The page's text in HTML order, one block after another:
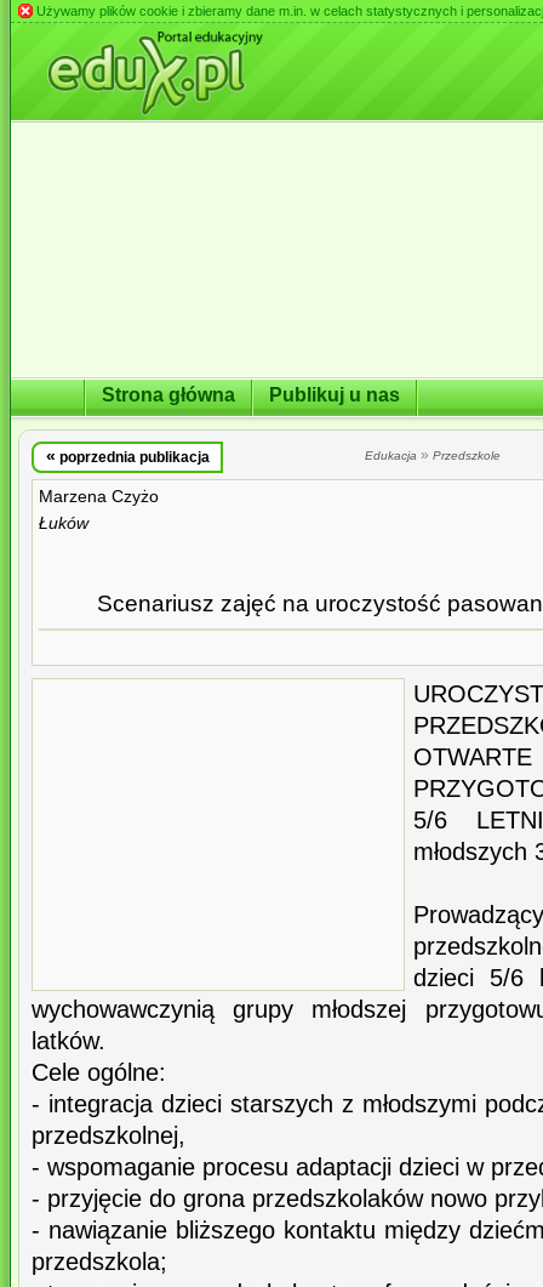
Używamy plików cookie i zbieramy dane m.in. w celach statystycznych i
Strona główna Publikuj u nas
« poprzednia publikacja Edukacja » Przedszkole
Marzena Czyżo
Łuków
Scenariusz zajęć na uroczystość
5/6
młodszych
dzieci 5/6
wychowawczynią grupy młodszej
latków.
Cele ogólne:
- integracja dzieci starszych z młodszymi
przedszkolnej,
- wspomaganie procesu adaptacji dzieci w
- przyjęcie do grona przedszkolaków nowo
- nawiązanie bliższego kontaktu między
przedszkola;